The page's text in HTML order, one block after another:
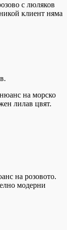
с люляков
клиент няма
на морско
лилав цвят.
на розовото.
модерни